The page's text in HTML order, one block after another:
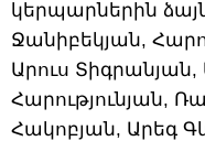
կերպարներին
Ջանիբեկյան,
Արուս
Հարությունյան,
Հակոբյան, Արեգ